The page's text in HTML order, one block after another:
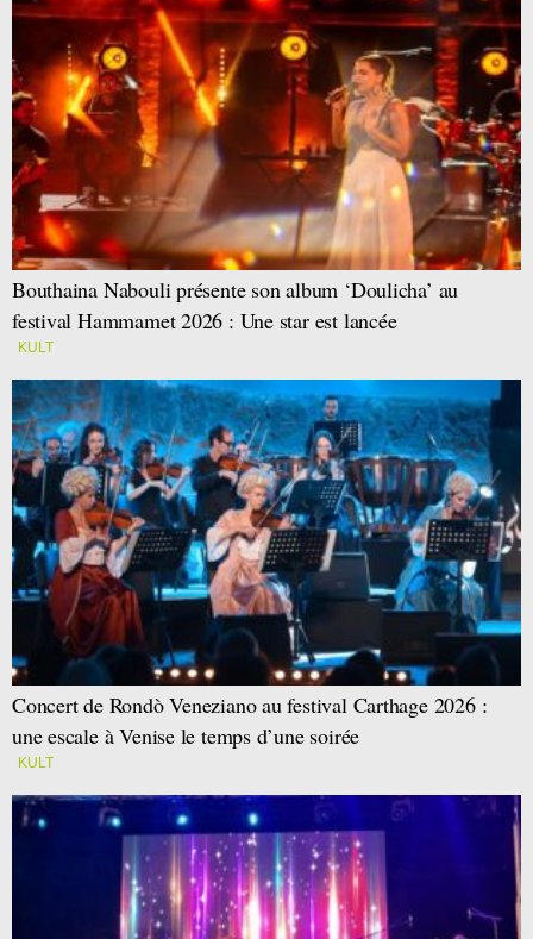
Bouthaina Nabouli présente son album ‘Doulicha’ au
festival Hammamet 2026 : Une star est lancée
KULT
Concert de Rondò Veneziano au festival Carthage 2026 :
une escale à Venise le temps d’une soirée
KULT